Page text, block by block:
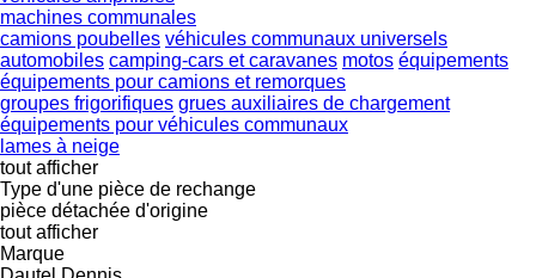
machines communales
camions poubelles véhicules communaux universels
automobiles camping-cars et caravanes motos équipements
équipements pour camions et remorques
groupes frigorifiques grues auxiliaires de chargement
équipements pour véhicules communaux
lames à neige
tout afficher
Type d'une pièce de rechange
pièce détachée d'origine
tout afficher
Marque